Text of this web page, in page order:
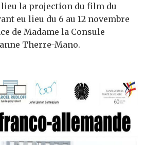
lieu la projection du film du
eu lieu du 6 au 12 novembre
de Madame la Consule
Therre-Mano.